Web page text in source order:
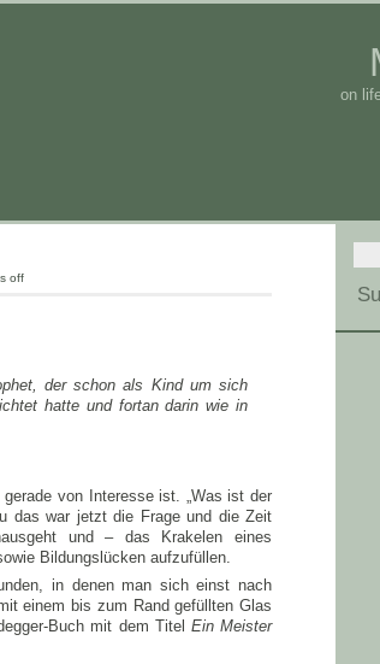
on
off
der schon als Kind um sich
hatte und fortan darin wie in
von Interesse ist. „Was ist der
das war jetzt die Frage und die Zeit
und – das Krakelen eines
Bildungslücken aufzufüllen.
in denen man sich einst nach
einem bis zum Rand gefüllten Glas
Buch mit dem Titel Ein Meister